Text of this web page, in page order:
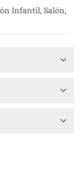
Infantil, Salón,